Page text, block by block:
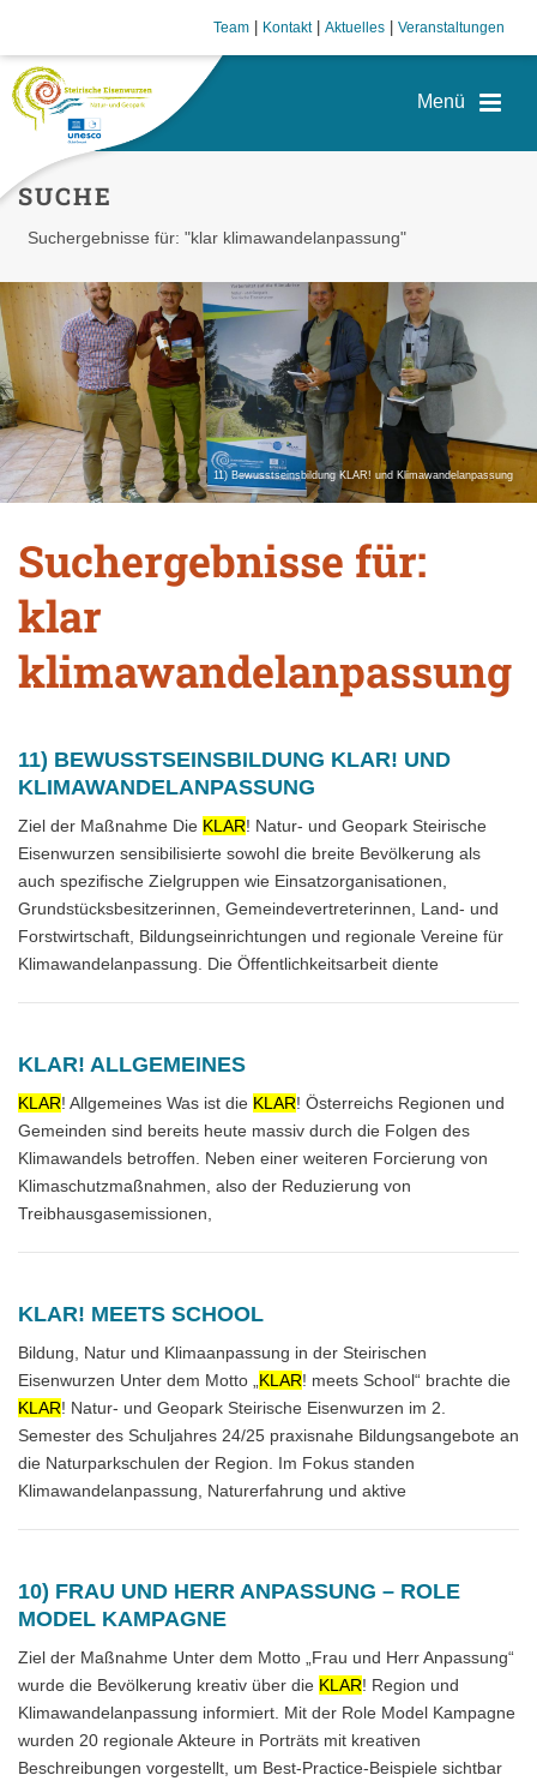
Team Kontakt| Aktuelles Veranstaltungen
SUCHE
Suchergebnisse für: "klar klimawandelanpassung"
11) Bewusstseinsbildung KLAR! und Klimawandelanpassung
Suchergebnisse für:
klar
klimawandelanpassung
11) BEWUSSTSEINSBILDUNG KLAR! UND
KLIMAWANDELANPASSUNG
Ziel der Maßnahme Die KLAR! Natur- und Geopark Steirische
Eisenwurzen sensibilisierte sowohl die breite Bevölkerung als
auch spezifische Zielgruppen wie Einsatzorganisationen,
Grundstücksbesitzerinnen, Gemeindevertreterinnen, Land- und
Forstwirtschaft, Bildungseinrichtungen und regionale Vereine für
Klimawandelanpassung. Die Öffentlichkeitsarbeit diente
KLAR! ALLGEMEINES
KLAR! Allgemeines Was ist die KLAR! Österreichs Regionen und
Gemeinden sind bereits heute massiv durch die Folgen des
Klimawandels betroffen. Neben einer weiteren Forcierung von
Klimaschutzmaßnahmen, also der Reduzierung von
Treibhausgasemissionen,
KLAR! MEETS SCHOOL
Bildung, Natur und Klimaanpassung in der Steirischen
Eisenwurzen Unter dem Motto „ KLAR! meets School“ brachte die
KLAR! Natur- und Geopark Steirische Eisenwurzen im 2.
Semester des Schuljahres 24/25 praxisnahe Bildungsangebote an
die Naturparkschulen der Region. Im Fokus standen
Klimawandelanpassung, Naturerfahrung und aktive
10) FRAU UND HERR ANPASSUNG – ROLE
MODEL KAMPAGNE
Ziel der Maßnahme Unter dem Motto „Frau und Herr Anpassung“
wurde die Bevölkerung kreativ über die KLAR! Region und
Klimawandelanpassung informiert. Mit der Role Model Kampagne
wurden 20 regionale Akteure in Porträts mit kreativen
Beschreibungen vorgestellt, um Best-Practice-Beispiele sichtbar